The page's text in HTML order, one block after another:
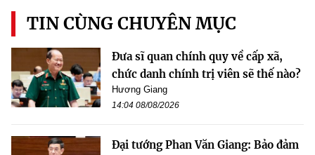
TIN CÙNG CHUYÊN MỤC
Đưa sĩ quan chính quy về cấp xã,
chức danh chính trị viên sẽ thế nào?
Hương Giang
14:04 08/08/2026
Đại tướng Phan Văn Giang: Bảo đảm